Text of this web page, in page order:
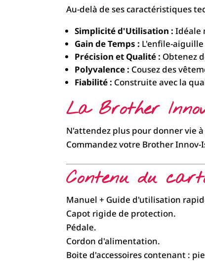
Au-delà de ses caractéristiques
Simplicité d'Utilisation : Idéale
Gain de Temps : L'enfile-
Précision et Qualité : Obtenez
Polyvalence : Cousez des
Fiabilité : Construite avec la
La Brother
N'attendez plus pour donner vie
Commandez votre Brother Innov-
Contenu du
Manuel + Guide d'utilisation
Capot rigide de protection.
Pédale.
Cordon d'alimentation.
Boite d'accessoires contenant :